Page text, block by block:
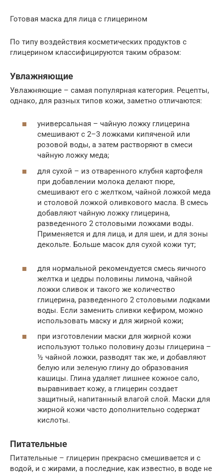
Готовая маска для лица с глицерином
По типу воздействия косметических продуктов с
глицерином классифицируются таким образом:
Увлажняющие
Увлажняющие – самая популярная категория. Рецепты,
однако, для разных типов кожи, заметно отличаются:
универсальная – чайную ложку глицерина
смешивают с 2–3 ложками кипяченой или
розовой воды, а затем растворяют в смеси
чайную ложку меда;
для сухой – из отваренного клубня картофеля
при добавлении молока делают пюре,
смешивают его с желтком, чайной ложкой меда
и столовой ложкой оливкового масла. В смесь
добавляют чайную ложку глицерина,
разведенного 2 столовыми ложками воды.
Применяется и для лица, и для шеи, и для зоны
декольте. Больше масок для сухой кожи тут;
для нормальной рекомендуется смесь яичного
желтка и цедры половины лимона, чайной
ложки сливок и такого же количество
глицерина, разведенного 2 столовыми лодками
воды. Если заменить сливки кефиром, можно
использовать маску и для жирной кожи;
при изготовлении маски для жирной кожи
используют только половину дозы глицерина –
½ чайной ложки, разводят так же, и добавляют
белую или зеленую глину до образования
кашицы. Глина удаляет лишнее кожное сало,
выравнивает кожу, а глицерин создает
защитный, напитанный влагой слой. Маски для
жирной кожи часто дополнительно содержат
кислоты.
Питательные
Питательные – глицерин прекрасно смешивается и с
водой, и с жирами, а последние, как известно, в воде не